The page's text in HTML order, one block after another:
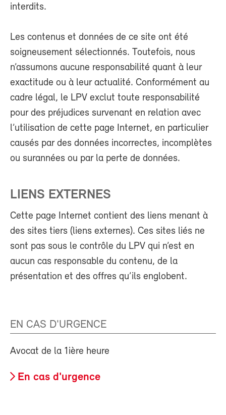
interdits.
Les contenus et données de ce site ont été
soigneusement sélectionnés. Toutefois, nous
n’assumons aucune responsabilité quant à leur
exactitude ou à leur actualité. Conformément au
cadre légal, le LPV exclut toute responsabilité
pour des préjudices survenant en relation avec
l’utilisation de cette page Internet, en particulier
causés par des données incorrectes, incomplètes
ou surannées ou par la perte de données.
LIENS EXTERNES
Cette page Internet contient des liens menant à
des sites tiers (liens externes). Ces sites liés ne
sont pas sous le contrôle du LPV qui n’est en
aucun cas responsable du contenu, de la
présentation et des offres qu’ils englobent.
EN CAS D'URGENCE
Avocat de la 1ière heure
En cas d'urgence